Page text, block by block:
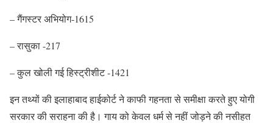
– गैंगस्टर अभियोग-1615
– रासुका -217
– कुल खोली गई हिस्ट्रीशीट -1421
इन तथ्यों की इलाहाबाद हाईकोर्ट ने काफी गहनता से समीक्षा करते हुए योगी
सरकार की सराहना की है। गाय को केवल धर्म से नहीं जोड़ने की नसीहत